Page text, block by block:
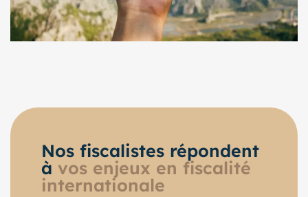
Nos fiscalistes répondent
à vos enjeux en fiscalité
internationale